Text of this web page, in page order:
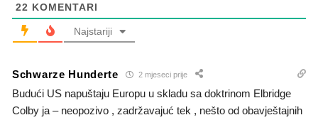
22 KOMENTARI
Najstariji
Schwarze Hunderte 2 mjeseci prije
Budući US napuštaju Europu u skladu sa doktrinom Elbridge
Colby ja – neopozivo , zadržavajuć tek , nešto od obavještajnih